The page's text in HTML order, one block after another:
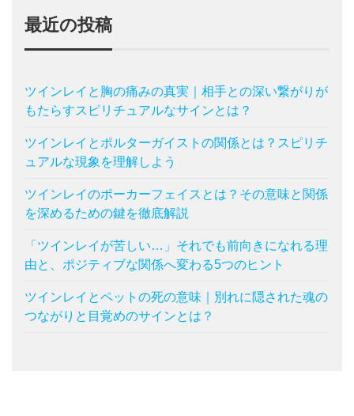
最近の投稿
ツインレイと胸の痛みの真実｜相手との深い繋がりが
もたらすスピリチュアルなサインとは？
ツインレイとポルターガイストの関係とは？スピリチ
ュアルな現象を理解しよう
ツインレイのポーカーフェイスとは？その意味と関係
を深めるための鍵を徹底解説
「ツインレイが苦しい…」それでも前向きになれる理
由と、ポジティブな関係へ変わる5つのヒント
ツインレイとペットの死の意味｜別れに隠された魂の
つながりと目覚めのサインとは？